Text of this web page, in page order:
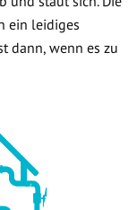
ein leidiges
dann, wenn es zu